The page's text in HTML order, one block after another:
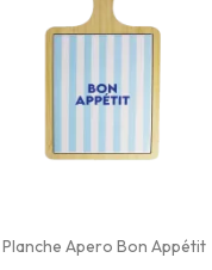
Planche Apero Bon Appétit